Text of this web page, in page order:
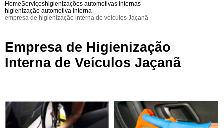
HomeServiçoshigienizações automotivas internas
higienização automotiva interna
empresa de higienização interna de veículos Jaçanã
Empresa de Higienização
Interna de Veículos Jaçanã